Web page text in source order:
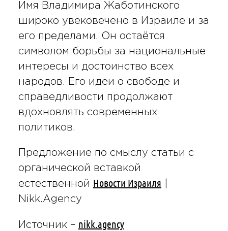
Имя Владимира Жаботинского
широко увековечено в Израиле и за
его пределами. Он остаётся
символом борьбы за национальные
интересы и достоинство всех
народов. Его идеи о свободе и
справедливости продолжают
вдохновлять современных
политиков.
Предложение по смыслу статьи с
органической вставкой
естественной Новости Израиля
Nikk.Agency
Источник – nikk.agency